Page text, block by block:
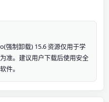
强制卸载) 15.6 资源仅用于学
准。建议用户下载后使用安全
件。